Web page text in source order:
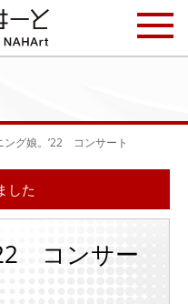
ング娘。’22 コンサート
した
コンサー